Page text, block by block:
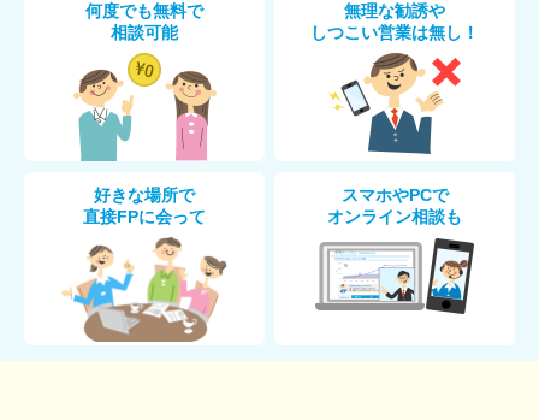
何度でも無料で
相談可能
無理な勧誘や
しつこい営業は無し！
好きな場所で
直接FPに会って
スマホやPCで
オンライン相談も